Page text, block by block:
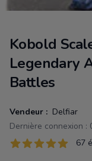
Kobold
Legendary
Battles
Vendeur : Delfiar
Dernière connexion :
Évaluations
67 sur 5 étoiles 67